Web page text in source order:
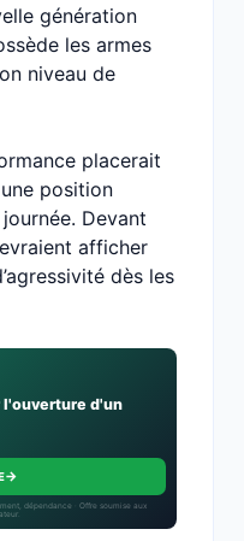
génération
les armes
niveau de
placerait
position
Devant
afficher
dès les
l'ouverture d'un
→
dépendance · Offre soumise aux